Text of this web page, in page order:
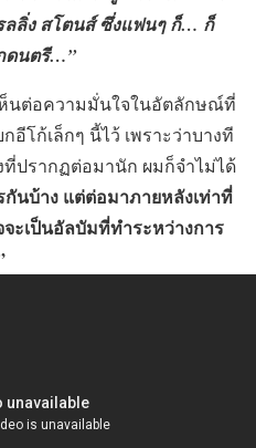
ลลิ่ง สโตนส์ ซึ่งแฟนๆ ก็… ก็
ดนตรี…”
ห็นต่อความมั่นใจในอัตลักษณ์ที่
โก้เล็กๆ นี้ไว้ เพราะว่าบางที
ปรากฏต่อมานัก ผมก็จำไม่ได้
นบ้าง แต่ต่อมาภายหลังเท่าที่
ะเป็นอัลบัมที่ทำระหว่างการ